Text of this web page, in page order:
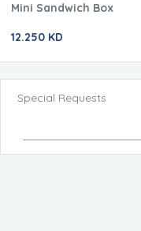
Mini Sandwich Box
12.250 KD
Special Requests